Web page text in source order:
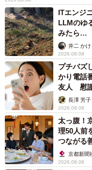
ITエンジ
LLMのゆ
みたら…
るか井二 かけ
2026.08.08
プチバズ
かり電話
友人 慰
解説】長澤 芳子
2026.08.08
太っ腹！
理50人前
つながる
京都新聞
2026.08.08